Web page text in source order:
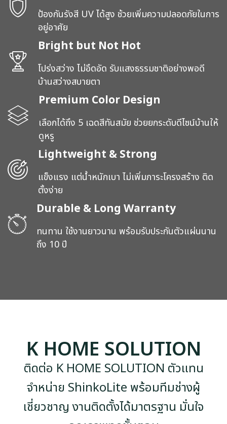
ป้องกันรังสี UV ได้สูง ช้วยเพิ่มความปลอดภัยในการ
อยู่อาศัย
Bright but Not Hot
โปร่งสว่าง ไม่อึดอัด รับแสงธรรมชาติอย่างพอดี
บ้านสว่างสบายตา
Premium Color Design
เลือกได้ถึง 5 เฉดสีทันสมัย ช่วยยกระดับดีไซน์บ้านให้
ดูหรู
Lightweight & Strong
แข็งแรง แต่น้ำหนักเบา ไม่เพิ่มภาระโครงสร้าง ติด
ตั้งง่าย
Durable & Long Warranty
ทนทาน ใช้งานยาวนาน พร้อมรับประกันตัวแผ่นนาน
ถึง 10 ปี
K HOME SOLUTION
ติดต่อ K HOME SOLUTION ตัวแทน
จำหน่าย ShinkoLite พร้อมทีมช่างผู้
เชี่ยวชาญ งานติดตั้งได้มาตรฐาน มั่นใจ